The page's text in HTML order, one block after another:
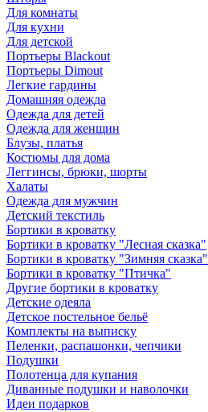
Для комнаты
Для кухни
Для детской
Портьеры Blackout
Портьеры Dimout
Легкие гардины
Домашняя одежда
Одежда для детей
Одежда для женщин
Блузы, платья
Костюмы для дома
Леггинсы, брюки, шорты
Халаты
Одежда для мужчин
Детский текстиль
Бортики в кроватку
Бортики в кроватку "Лесная сказка"
Бортики в кроватку "Зимняя сказка"
Бортики в кроватку "Птичка"
Другие бортики в кроватку
Детские одеяла
Детское постельное бельё
Комплекты на выписку
Пеленки, распашонки, чепчики
Подушки
Полотенца для купания
Диванные подушки и наволочки
Идеи подарков